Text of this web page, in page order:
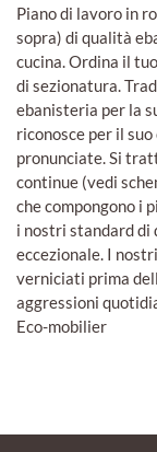
Piano di lavoro in
sopra) di qualità
cucina. Ordina il
di sezionatura.
ebanisteria per la
riconosce per il
pronunciate. Si
continue (vedi
che compongono i
i nostri standard
eccezionale. I
verniciati prima
aggressioni
Eco-mobilier